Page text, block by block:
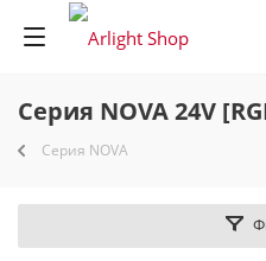
Серия NOVA 24V
Серия NOVA